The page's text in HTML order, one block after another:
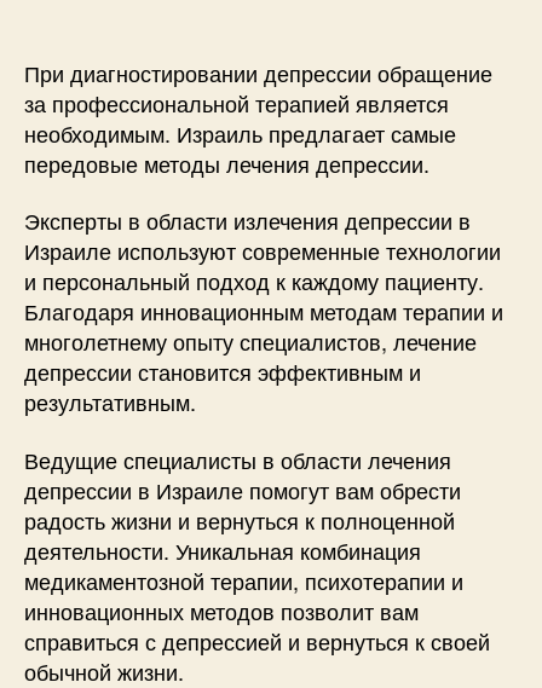
При диагностировании депрессии обращение
за профессиональной терапией является
необходимым. Израиль предлагает самые
передовые методы лечения депрессии.
Эксперты в области излечения депрессии в
Израиле используют современные технологии
и персональный подход к каждому пациенту.
Благодаря инновационным методам терапии и
многолетнему опыту специалистов, лечение
депрессии становится эффективным и
результативным.
Ведущие специалисты в области лечения
депрессии в Израиле помогут вам обрести
радость жизни и вернуться к полноценной
деятельности. Уникальная комбинация
медикаментозной терапии, психотерапии и
инновационных методов позволит вам
справиться с депрессией и вернуться к своей
обычной жизни.